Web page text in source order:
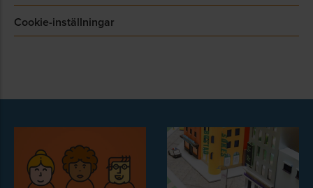
Cookie-inställningar